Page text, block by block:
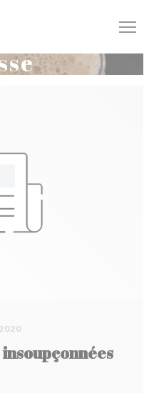
de cookies